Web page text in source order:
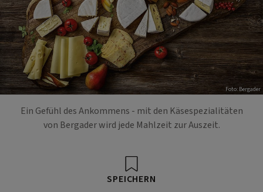
Foto: Bergader
Ein Gefühl des Ankommens - mit den Käsespezialitäten
von Bergader wird jede Mahlzeit zur Auszeit.
SPEICHERN